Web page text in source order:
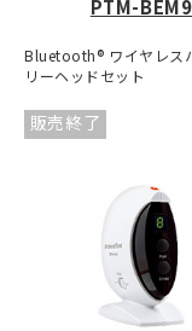
PTM-BEM9
Bluetooth® ワイヤレス
リーヘッドセット
販売終了